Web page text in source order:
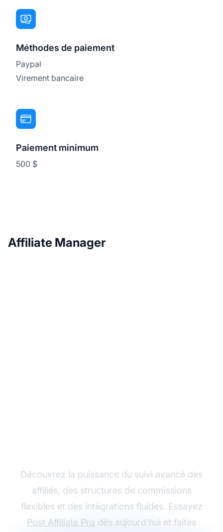
Méthodes de paiement
Paypal
Virement bancaire
Paiement minimum
500 $
Affiliate Manager
Découvrez la puissance du suivi avancé des
affiliés, des structures de commissions
flexibles et des intégrations fluides. Essayez
Post Affiliate Pro dès aujourd'hui et faites